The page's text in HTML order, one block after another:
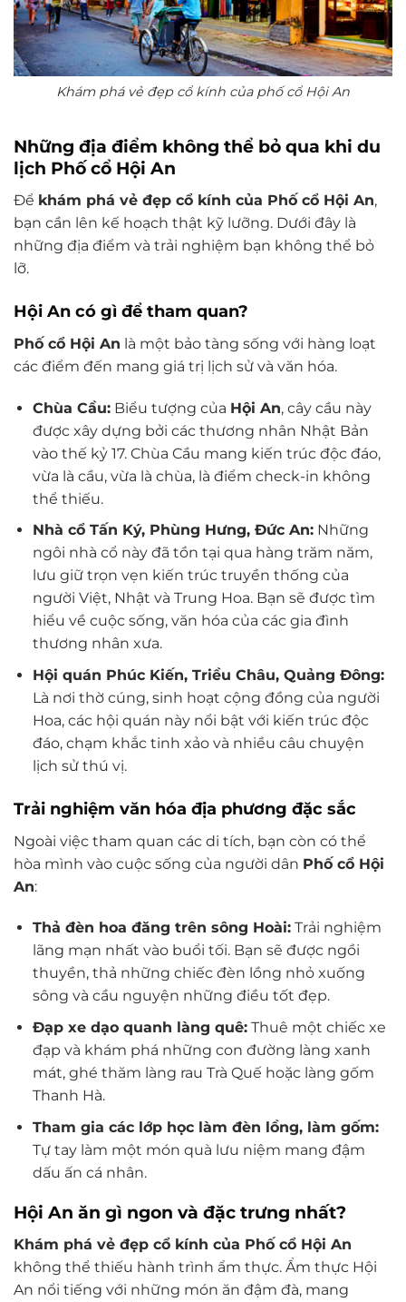
Khám phá vẻ đẹp cổ kính của phố cổ Hội An
Những địa điểm không thể bỏ qua khi du
lịch Phố cổ Hội An
Để khám phá vẻ đẹp cổ kính của Phố cổ Hội An,
bạn cần lên kế hoạch thật kỹ lưỡng. Dưới đây là
những địa điểm và trải nghiệm bạn không thể bỏ
lỡ.
Hội An có gì để tham quan?
Phố cổ Hội An là một bảo tàng sống với hàng loạt
các điểm đến mang giá trị lịch sử và văn hóa.
Chùa Cầu:Biểu tượng của Hội An, cây cầu này
được xây dựng bởi các thương nhân Nhật Bản
vào thế kỷ 17. Chùa Cầu mang kiến trúc độc đáo,
vừa là cầu, vừa là chùa, là điểm check-in không
thể thiếu.
Nhà cổ Tấn Ký, Phùng Hưng, Đức An:Những
ngôi nhà cổ này đã tồn tại qua hàng trăm năm,
lưu giữ trọn vẹn kiến trúc truyền thống của
người Việt, Nhật và Trung Hoa. Bạn sẽ được tìm
hiểu về cuộc sống, văn hóa của các gia đình
thương nhân xưa.
Hội quán Phúc Kiến, Triều Châu, Quảng Đông:
Là nơi thờ cúng, sinh hoạt cộng đồng của người
Hoa, các hội quán này nổi bật với kiến trúc độc
đáo, chạm khắc tinh xảo và nhiều câu chuyện
lịch sử thú vị.
Trải nghiệm văn hóa địa phương đặc sắc
Ngoài việc tham quan các di tích, bạn còn có thể
hòa mình vào cuộc sống của người dân Phố cổ Hội
An:
Thả đèn hoa đăng trên sông Hoài:Trải nghiệm
lãng mạn nhất vào buổi tối. Bạn sẽ được ngồi
thuyền, thả những chiếc đèn lồng nhỏ xuống
sông và cầu nguyện những điều tốt đẹp.
Đạp xe dạo quanh làng quê:Thuê một chiếc xe
đạp và khám phá những con đường làng xanh
mát, ghé thăm làng rau Trà Quế hoặc làng gốm
Thanh Hà.
Tham gia các lớp học làm đèn lồng, làm gốm:
Tự tay làm một món quà lưu niệm mang đậm
dấu ấn cá nhân.
Hội An ăn gì ngon và đặc trưng nhất?
Khám phá vẻ đẹp cổ kính của Phố cổ Hội An
không thể thiếu hành trình ẩm thực. Ẩm thực Hội
An nổi tiếng với những món ăn đậm đà, mang